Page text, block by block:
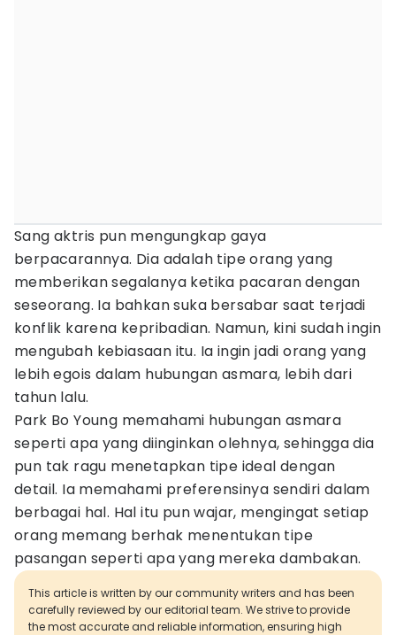
Sang aktris pun mengungkap gaya
berpacarannya. Dia adalah tipe orang yang
memberikan segalanya ketika pacaran dengan
seseorang. Ia bahkan suka bersabar saat terjadi
konflik karena kepribadian. Namun, kini sudah ingin
mengubah kebiasaan itu. Ia ingin jadi orang yang
lebih egois dalam hubungan asmara, lebih dari
tahun lalu.
Park Bo Young memahami hubungan asmara
seperti apa yang diinginkan olehnya, sehingga dia
pun tak ragu menetapkan tipe ideal dengan
detail. Ia memahami preferensinya sendiri dalam
berbagai hal. Hal itu pun wajar, mengingat setiap
orang memang berhak menentukan tipe
pasangan seperti apa yang mereka dambakan.
This article is written by our community writers and has been
carefully reviewed by our editorial team. We strive to provide
the most accurate and reliable information, ensuring high